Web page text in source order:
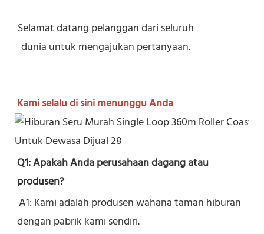
Selamat datang pelanggan dari seluruh
dunia untuk mengajukan pertanyaan.
Kami selalu di sini menunggu Anda
Q1: Apakah Anda perusahaan dagang atau
produsen?
A1: Kami adalah produsen wahana taman hiburan
dengan pabrik kami sendiri.